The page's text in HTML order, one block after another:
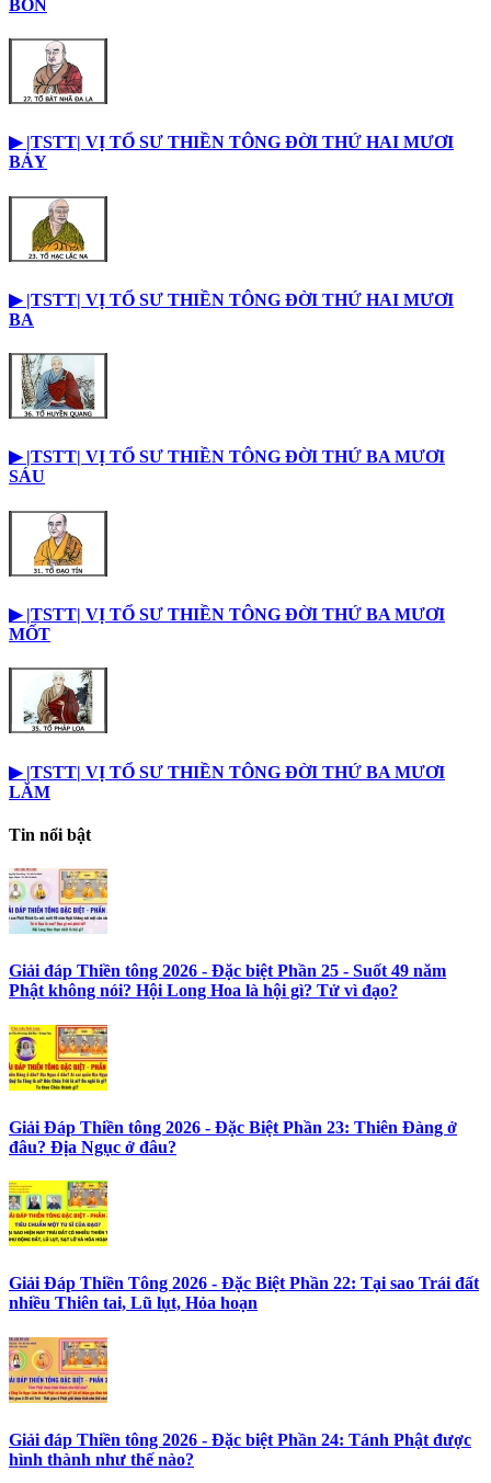
BỐN
▶︎ |TSTT| VỊ TỔ SƯ THIỀN TÔNG ĐỜI THỨ HAI MƯƠI
BẢY
▶︎ |TSTT| VỊ TỔ SƯ THIỀN TÔNG ĐỜI THỨ HAI MƯƠI
BA
▶︎ |TSTT| VỊ TỔ SƯ THIỀN TÔNG ĐỜI THỨ BA MƯƠI
SÁU
▶︎ |TSTT| VỊ TỔ SƯ THIỀN TÔNG ĐỜI THỨ BA MƯƠI
MỐT
▶︎ |TSTT| VỊ TỔ SƯ THIỀN TÔNG ĐỜI THỨ BA MƯƠI
LĂM
Tin nổi bật
Giải đáp Thiền tông 2026 - Đặc biệt Phần 25 - Suốt 49 năm
Phật không nói? Hội Long Hoa là hội gì? Tử vì đạo?
Giải Đáp Thiền tông 2026 - Đặc Biệt Phần 23: Thiên Đàng ở
đâu? Địa Ngục ở đâu?
Giải Đáp Thiền Tông 2026 - Đặc Biệt Phần 22: Tại sao Trái đất
nhiều Thiên tai, Lũ lụt, Hỏa hoạn
Giải đáp Thiền tông 2026 - Đặc biệt Phần 24: Tánh Phật được
hình thành như thế nào?